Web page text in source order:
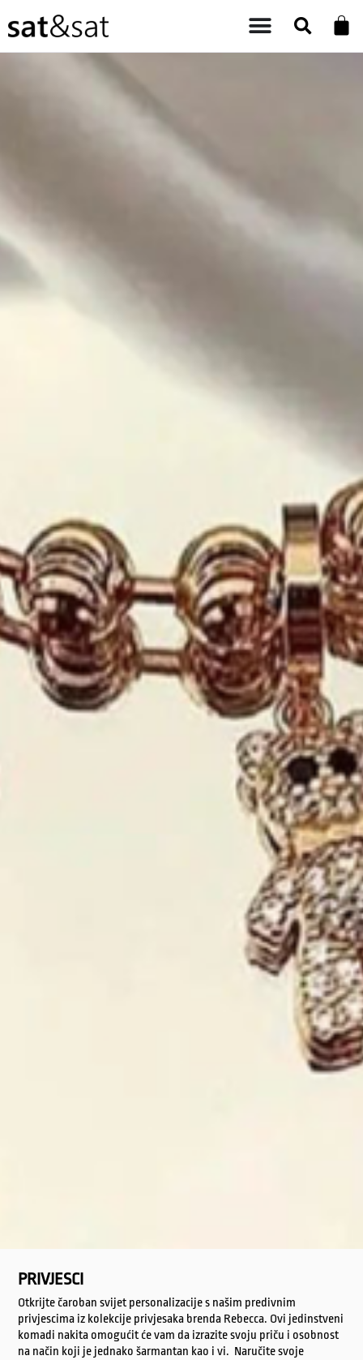
PRIVJESCI
Otkrijte čaroban svijet personalizacije s našim predivnim
privjescima iz kolekcije privjesaka brenda Rebecca. Ovi jedinstveni
komadi nakita omogućit će vam da izrazite svoju priču i osobnost
na način koji je jednako šarmantan kao i vi. Naručite svoje